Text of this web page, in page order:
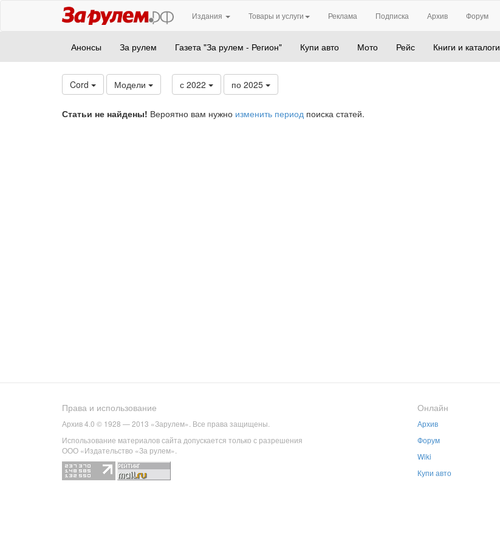
Издания Товары и услуги Реклама Подписка Архив Форум
Анонсы За рулем Газета "За рулем - Регион" Купи авто Мото Рейс Книги и каталоги
Cord Модели с 2022 по 2025
Статьи не найдены! Вероятно вам нужно изменить период поиска статей.
Права и использование
Архив 4.0 © 1928 — 2013 «Зарулем». Все права защищены.
Использование материалов сайта допускается только с разрешения
ООО «Издательство «За рулем».
Онлайн
Архив
Форум
Wiki
Купи авто